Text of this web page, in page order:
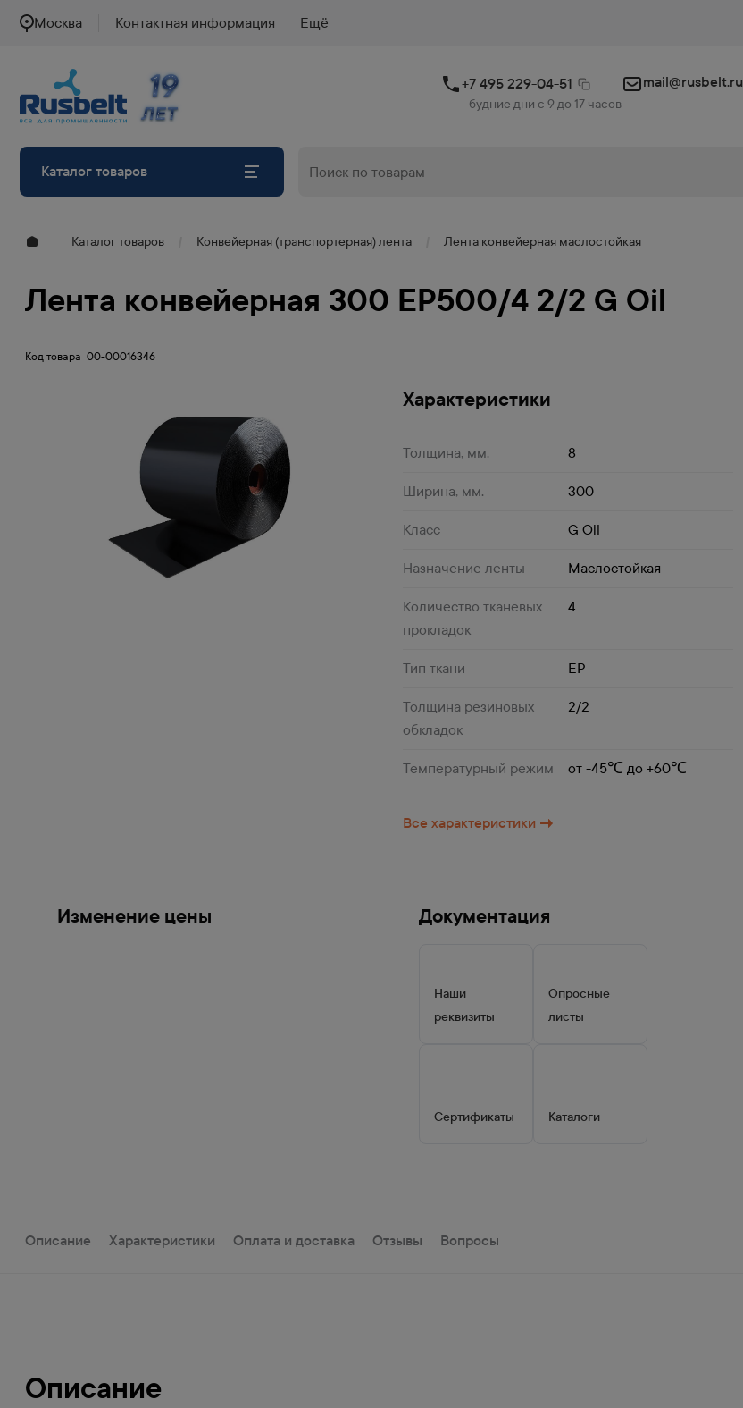
Москва Контактная информация Ещё
19
ЛЕТ
19
ЛЕТ
+7 495 229-04-51
будние дни с 9 до 17 часов
mail@rusbelt.ru
Каталог товаров
Каталог товаров Конвейерная (транспортерная) лента Лента конвейерная маслостойкая
Лента конвейерная 300 EP500/4 2/2 G Oil
Код товара 00-00016346
Характеристики
Толщина, мм. 8
Ширина, мм. 300
Класс G Oil
Назначение ленты Маслостойкая
Количество тканевых
прокладок
4
Тип ткани EP
Толщина резиновых
обкладок
2/2
Температурный режим от -45℃ до +60℃
Все характеристики
Изменение цены Документация
Наши
реквизиты
Опросные
листы
Сертификаты Каталоги
Описание Характеристики Оплата и доставка Отзывы Вопросы
Описание